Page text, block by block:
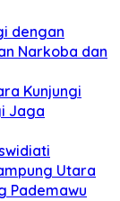
dengan
Narkoba dan
Kunjungi
Jaga
Utara
Pademawu